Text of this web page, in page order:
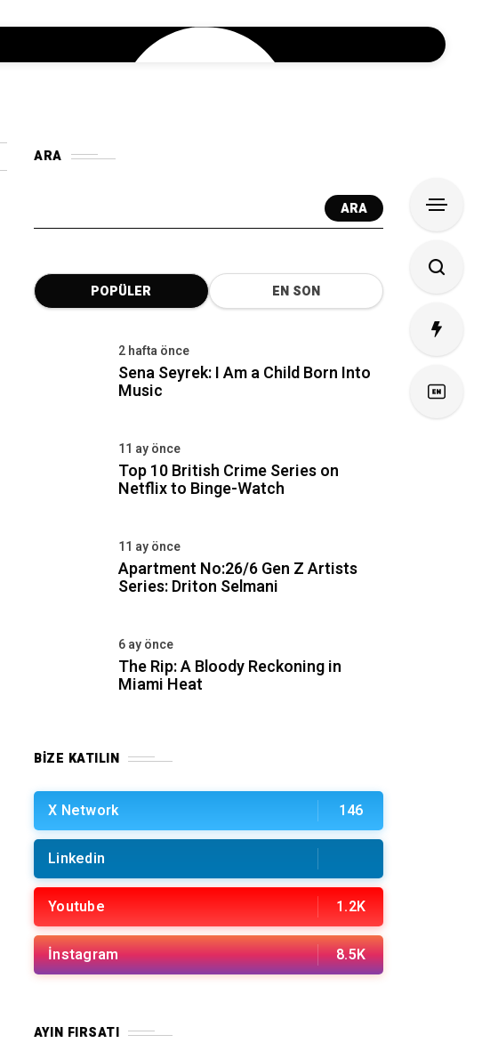
ARA
ARA
POPÜLER EN SON
2 hafta önce
Sena Seyrek: I Am a Child Born Into
Music
11 ay önce
Top 10 British Crime Series on
Netflix to Binge-Watch
11 ay önce
Apartment No:26/6 Gen Z Artists
Series: Driton Selmani
6 ay önce
The Rip: A Bloody Reckoning in
Miami Heat
BIZE KATILIN
X Network 146
Linkedin
Youtube 1.2K
İnstagram 8.5K
AYIN FIRSATI